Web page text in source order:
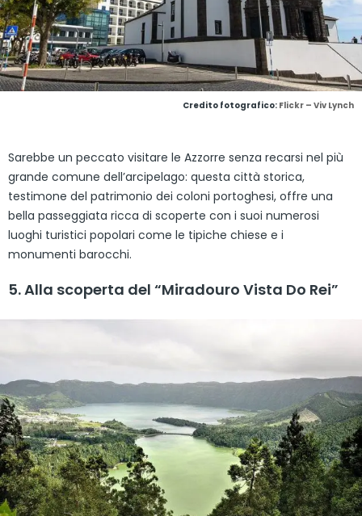
Credito fotografico: Flickr – Viv Lynch
Sarebbe un peccato visitare le Azzorre senza recarsi nel più
grande comune dell’arcipelago: questa città storica,
testimone del patrimonio dei coloni portoghesi, offre una
bella passeggiata ricca di scoperte con i suoi numerosi
luoghi turistici popolari come le tipiche chiese e i
monumenti barocchi.
5. Alla scoperta del “Miradouro Vista Do Rei”